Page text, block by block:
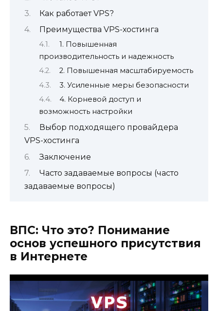
Как работает VPS?
Преимущества VPS-хостинга
1. Повышенная
производительность и надежность
2. Повышенная масштабируемость
3. Усиленные меры безопасности
4. Корневой доступ и
возможность настройки
Выбор подходящего провайдера
VPS-хостинга
Заключение
Часто задаваемые вопросы (часто
задаваемые вопросы)
ВПС: Что это? Понимание
основ успешного присутствия
в Интернете